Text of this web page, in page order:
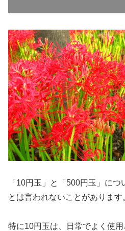
「10円玉」と「500円玉」に
とは言われないことがあります
特に10円玉は、日常でよく使